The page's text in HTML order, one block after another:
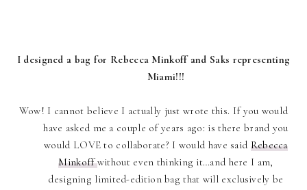
I designed a bag for Rebecca Minkoff and Saks representing
Miami!!!
Wow! I cannot believe I actually just wrote this. If you would
have asked me a couple of years ago: is there brand you
would LOVE to collaborate? I would have said Rebecca
Minkoffwithout even thinking it…and here I am,
designing limited-edition bag that will exclusively be